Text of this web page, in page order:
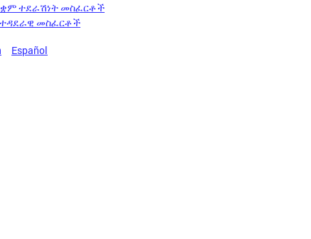
ተደራሽነት መስፈርቶች
መስፈርቶች
Español